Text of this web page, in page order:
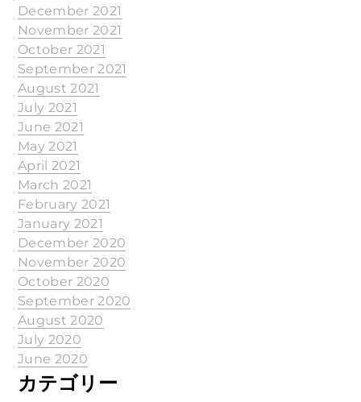
December 2021
November 2021
October 2021
September 2021
August 2021
July 2021
June 2021
May 2021
April 2021
March 2021
February 2021
January 2021
December 2020
November 2020
October 2020
September 2020
August 2020
July 2020
June 2020
カテゴリー